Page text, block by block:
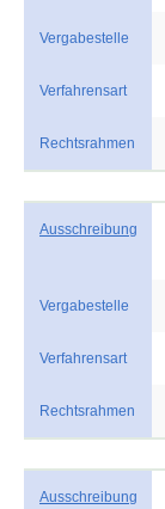
Vergabestelle
Verfahrensart
Rechtsrahmen
Ausschreibung
Vergabestelle
Verfahrensart
Rechtsrahmen
Ausschreibung